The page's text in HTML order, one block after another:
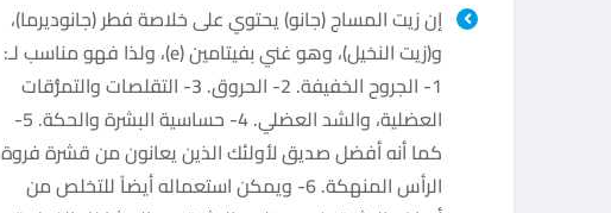
إن زيت المساج (جانو) يحتوي على خلاصة فطر (جانوديرما)،
و(زيت النخيل)، وهو غني بفيتامين (e)، ولذا فهو مناسب لـ:
1- الجروح الخفيفة. 2- الحروق. 3- التقلصات والتمزُّقات
العضلية، والشد العضلي. 4- حساسية البشرة والحكة. 5-
كما أنه أفضل صديق لأولئك الذين يعانون من قشرة فروة
الرأس المنهكة. 6- ويمكن استعماله أيضاً للتخلص من